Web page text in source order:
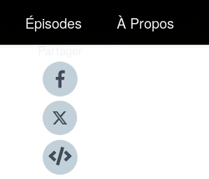
Épisodes À Propos
Partager